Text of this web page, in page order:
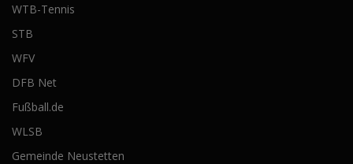
WTB-Tennis
STB
WFV
DFB Net
Fußball.de
WLSB
Gemeinde Neustetten